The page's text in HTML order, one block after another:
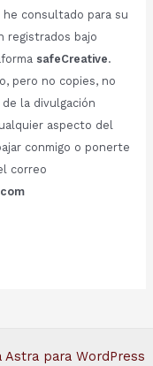
consultado para su
registrados bajo
safeCreative.
pero no copies, no
la divulgación
aspecto del
conmigo o ponerte
correo
Astra para WordPress